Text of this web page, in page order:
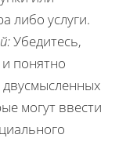
либо услуги.
Убедитесь,
понятно
могут ввести